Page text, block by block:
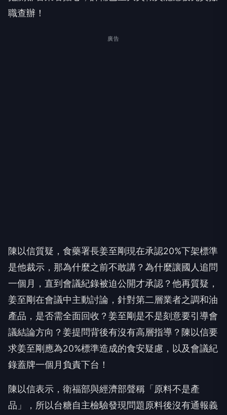
職查辦！
廣告
陳以信質疑，食藥署長姜至剛現在承認20%下架標準
是他裁示，那為什麼之前不敢講？為什麼讓國人追問
一個月，直到會議紀錄被迫公開才承認？他再質疑，
姜至剛在會議中主動討論，針對第二層業者之調和油
產品，是否需全面回收？姜至剛是不是刻意要引導會
議結論方向？姜提問背後有沒有高層指導？陳以信要
求姜至剛應為20%標準造成的食安疑慮，以及會議紀
錄蓋牌一個月負責下台！
陳以信表示，衛福部與經濟部聲稱「原料不是產
品」，所以台糖自主檢驗發現問題原料後沒有通報義